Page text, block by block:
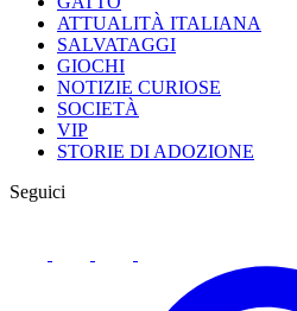
ATTUALITÀ ITALIANA
SALVATAGGI
GIOCHI
NOTIZIE CURIOSE
SOCIETÀ
VIP
STORIE DI ADOZIONE
Seguici